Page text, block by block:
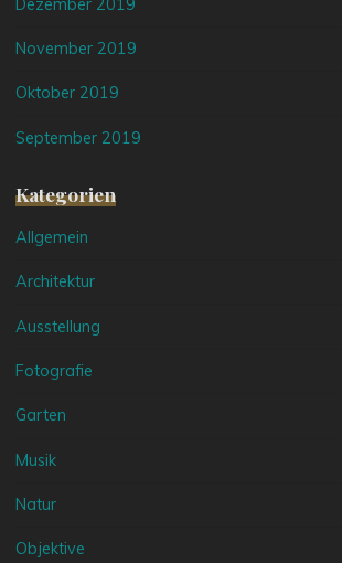
November 2019
Oktober 2019
September 2019
Kategorien
Allgemein
Architektur
Ausstellung
Fotografie
Garten
Musik
Natur
Objektive